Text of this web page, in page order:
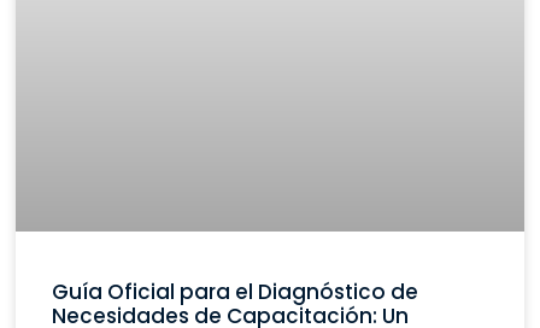
Guía Oficial para el Diagnóstico de
Necesidades de Capacitación: Un